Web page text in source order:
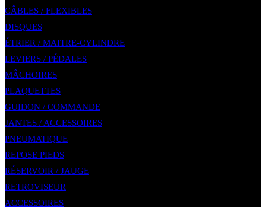
CÂBLES / FLEXIBLES
DISQUES
ÉTRIER / MAITRE-CYLINDRE
LEVIERS / PÉDALES
MÂCHOIRES
PLAQUETTES
GUIDON / COMMANDE
JANTES / ACCESSOIRES
PNEUMATIQUE
REPOSE PIEDS
RÉSERVOIR / JAUGE
RETROVISEUR
ACCESSOIRES